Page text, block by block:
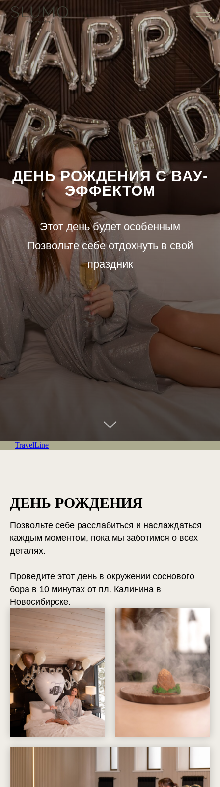
ДЕНЬ РОЖДЕНИЯ С ВАУ-
ЭФФЕКТОМ
Этот день будет особенным
Позвольте себе отдохнуть в свой
праздник
TravelLine
ДЕНЬ РОЖДЕНИЯ
Позвольте себе расслабиться и наслаждаться
каждым моментом, пока мы заботимся о всех
деталях.
Проведите этот день в окружении соснового
бора в 10 минутах от пл. Калинина в
Новосибирске.